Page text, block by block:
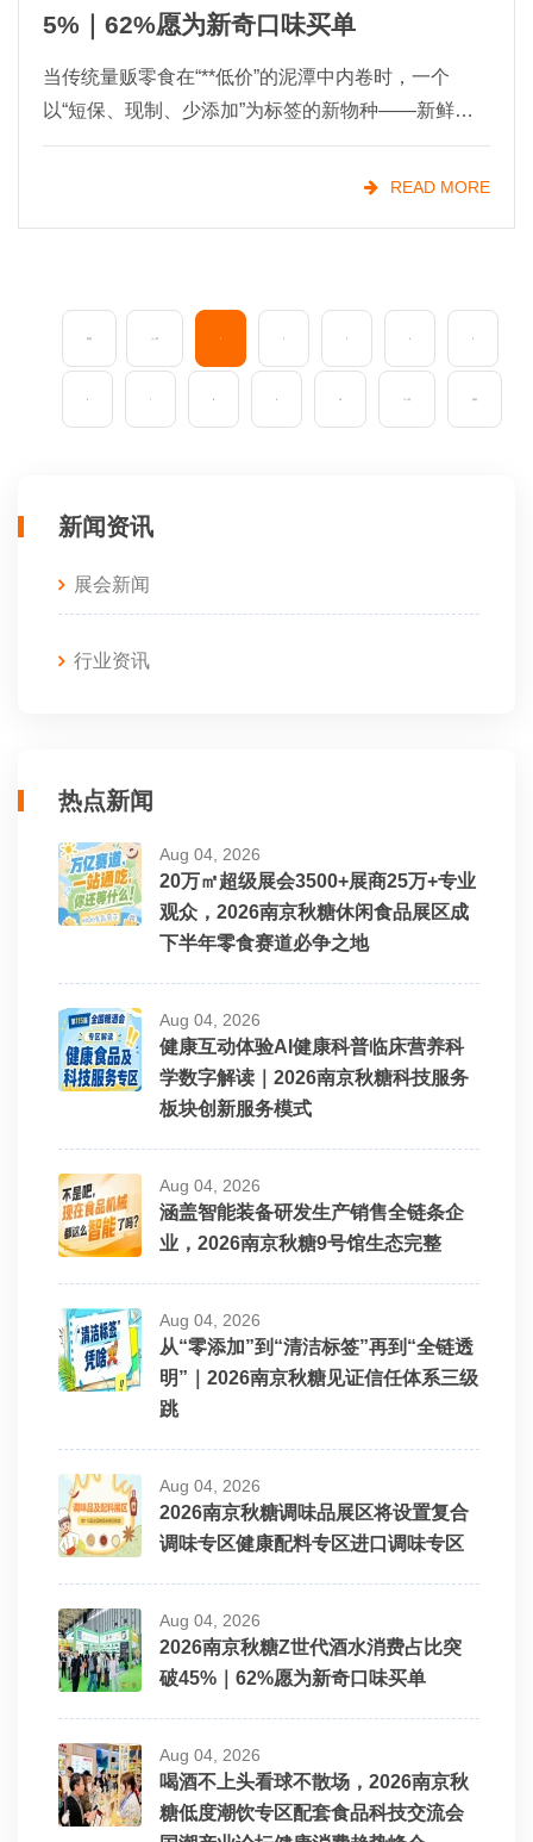
5%｜62%愿为新奇口味买单
当传统量贩零食在“**低价”的泥潭中内卷时，一个
以“短保、现制、少添加”为标签的新物种——新鲜零
食，正悄然改写零食行业的格局。从长沙的“金粒
门”到沈阳的“一栗”，从杭州的“蒲妈妈”到长沙的“几多
READ MORE
新闻资讯
展会新闻
行业资讯
热点新闻
Aug 04, 2026
20万㎡超级展会3500+展商25万+专业
观众，2026南京秋糖休闲食品展区成
下半年零食赛道必争之地
Aug 04, 2026
健康互动体验AI健康科普临床营养科
学数字解读｜2026南京秋糖科技服务
板块创新服务模式
Aug 04, 2026
涵盖智能装备研发生产销售全链条企
业，2026南京秋糖9号馆生态完整
Aug 04, 2026
从“零添加”到“清洁标签”再到“全链透
明”｜2026南京秋糖见证信任体系三级
跳
Aug 04, 2026
2026南京秋糖调味品展区将设置复合
调味专区健康配料专区进口调味专区
Aug 04, 2026
2026南京秋糖Z世代酒水消费占比突
破45%｜62%愿为新奇口味买单
Aug 04, 2026
喝酒不上头看球不散场，2026南京秋
糖低度潮饮专区配套食品科技交流会